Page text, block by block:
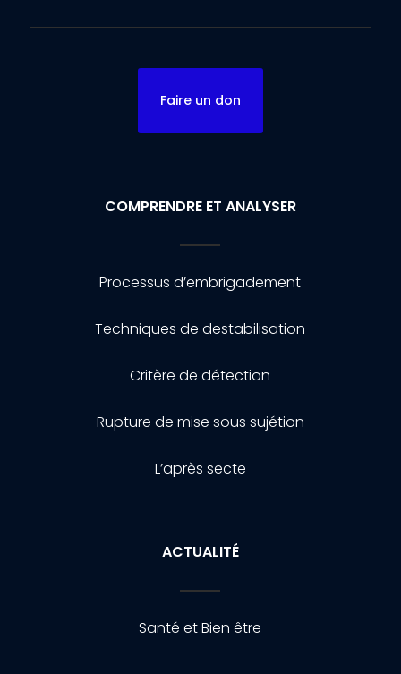
Faire un don
COMPRENDRE ET ANALYSER
Processus d’embrigadement
Techniques de destabilisation
Critère de détection
Rupture de mise sous sujétion
L’après secte
ACTUALITÉ
Santé et Bien être